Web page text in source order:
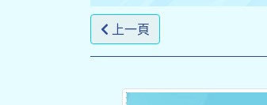
上一頁